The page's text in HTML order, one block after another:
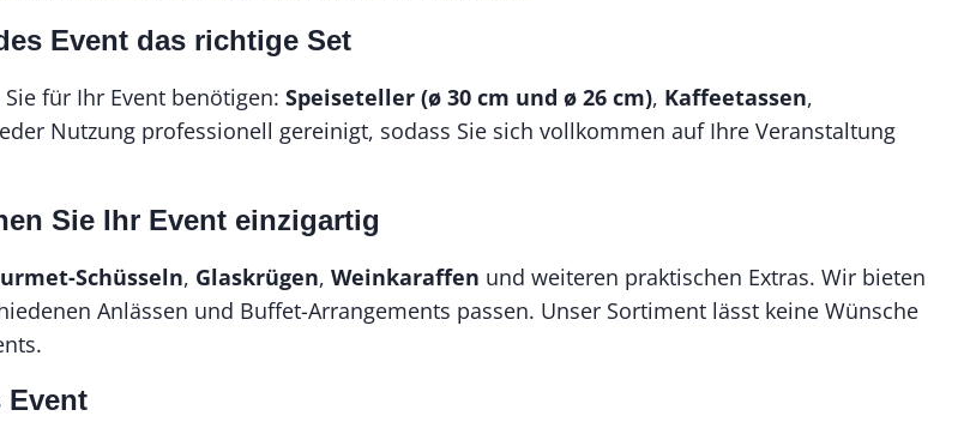
Event das richtige Set
für Ihr Event benötigen: Speiseteller (ø 30 cm und ø 26 cm), Kaffeetassen,
Nutzung professionell gereinigt, sodass Sie sich vollkommen auf Ihre Veranstaltung
Sie Ihr Event einzigartig
Schüsseln, Glaskrügen, Weinkaraffen und weiteren praktischen Extras. Wir bieten
Anlässen und Buffet-Arrangements passen. Unser Sortiment lässt keine Wünsche
Event